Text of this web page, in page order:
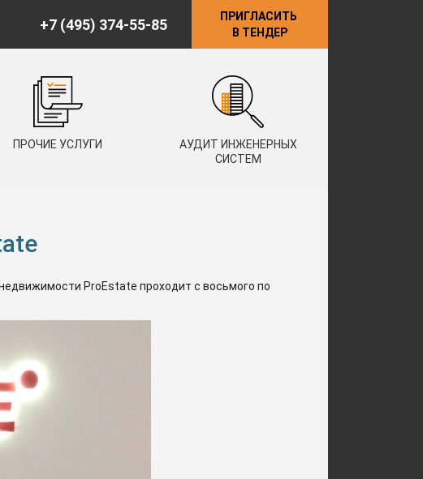
+7 (495) 374-55-85
ПРИГЛАСИТЬ
В ТЕНДЕР
ПРОЧИЕ УСЛУГИ
АУДИТ ИНЖЕНЕРНЫХ
СИСТЕМ
ProEstate проходит с восьмого по